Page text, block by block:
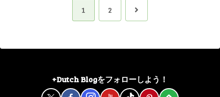
1 2 次
+Dutch Blogをフォローしよう！